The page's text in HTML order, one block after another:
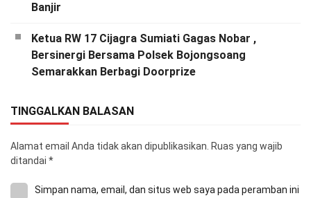
Banjir
Ketua RW 17 Cijagra Sumiati Gagas Nobar ,
Bersinergi Bersama Polsek Bojongsoang
Semarakkan Berbagi Doorprize
TINGGALKAN BALASAN
Alamat email Anda tidak akan dipublikasikan. Ruas yang wajib
ditandai *
Simpan nama, email, dan situs web saya pada peramban ini